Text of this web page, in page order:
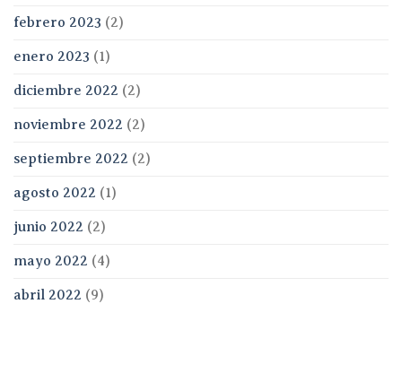
febrero 2023 (2)
enero 2023 (1)
diciembre 2022 (2)
noviembre 2022 (2)
septiembre 2022 (2)
agosto 2022 (1)
junio 2022 (2)
mayo 2022 (4)
abril 2022 (9)